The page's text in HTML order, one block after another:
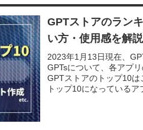
GPTストアのラン
い方・使用感を解
2023年1月13日現在、
GPTsについて、各アプ
GPTストアのトップ10
トップ10になっているア